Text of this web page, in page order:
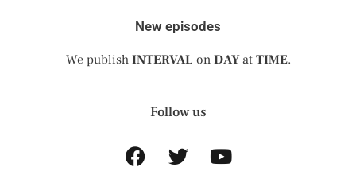
New episodes
We publish INTERVAL on DAYat TIME.
Follow us